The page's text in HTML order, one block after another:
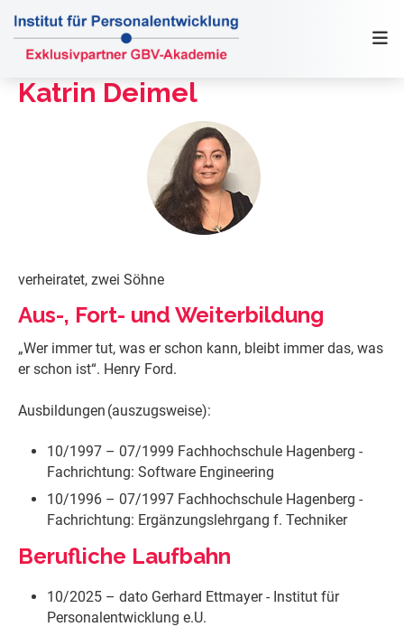
Katrin Deimel
verheiratet, zwei Söhne
​Aus-, Fort- und Weiterbildung
„Wer immer tut, was er schon kann, bleibt immer das, was
er schon ist“. Henry Ford.
Ausbildungen (auszugsweise):
10/1997 – 07/1999 Fachhochschule Hagenberg -
Fachrichtung: Software Engineering
10/1996 – 07/1997 Fachhochschule Hagenberg -
Fachrichtung: Ergänzungslehrgang f. Techniker
​Berufliche Laufbahn
10/2025 – dato Gerhard Ettmayer - Institut für
Personalentwicklung e.U.